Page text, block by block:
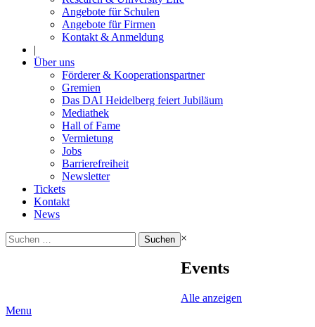
Angebote für Schulen
Angebote für Firmen
Kontakt & Anmeldung
|
Über uns
Förderer & Kooperationspartner
Gremien
Das DAI Heidelberg feiert Jubiläum
Mediathek
Hall of Fame
Vermietung
Jobs
Barrierefreiheit
Newsletter
Tickets
Kontakt
News
Suchen
nach:
×
Events
Alle anzeigen
Menu